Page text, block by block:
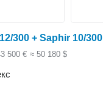
300 + Saphir 10/300
500 € ≈ 50 180 $